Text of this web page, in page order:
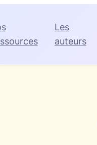
Les
auteurs